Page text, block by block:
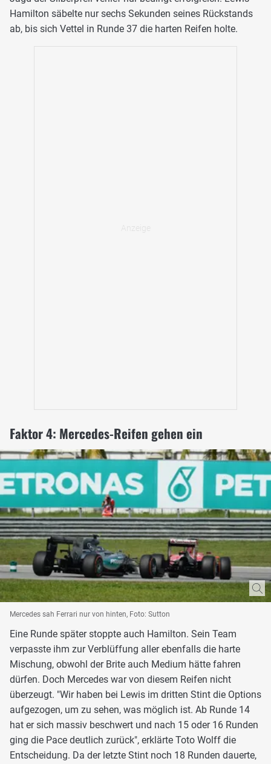
Hamilton säbelte nur sechs Sekunden seines Rückstands
ab, bis sich Vettel in Runde 37 die harten Reifen holte.
Faktor 4: Mercedes-Reifen gehen ein
Mercedes sah Ferrari nur von hinten, Foto: Sutton
Eine Runde später stoppte auch Hamilton. Sein Team
verpasste ihm zur Verblüffung aller ebenfalls die harte
Mischung, obwohl der Brite auch Medium hätte fahren
dürfen. Doch Mercedes war von diesem Reifen nicht
überzeugt. "Wir haben bei Lewis im dritten Stint die Options
aufgezogen, um zu sehen, was möglich ist. Ab Runde 14
hat er sich massiv beschwert und nach 15 oder 16 Runden
ging die Pace deutlich zurück", erklärte Toto Wolff die
Entscheidung. Da der letzte Stint noch 18 Runden dauerte,